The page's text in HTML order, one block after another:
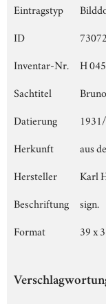
Eintragstyp
ID
73072
Inventar-Nr.
H 045
Sachtitel
Datierung
Herkunft
aus
Hersteller
Karl
Beschriftung
sign.
Format
39 x